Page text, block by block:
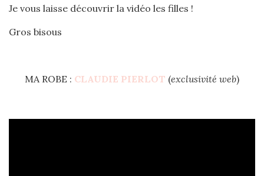
Je vous laisse découvrir la vidéo les filles !
Gros bisous
MA ROBE : CLAUDIE PIERLOT (exclusivité web)